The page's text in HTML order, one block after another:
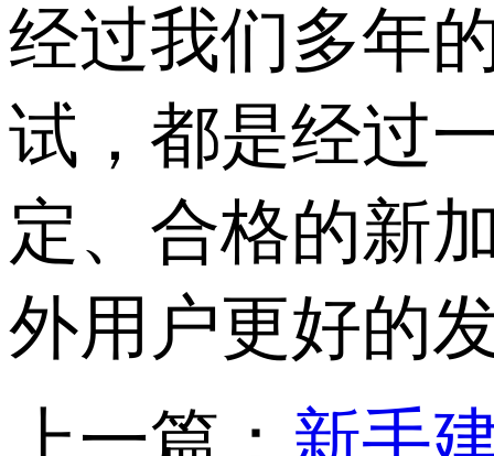
经过我们多年
试，都是经过
定、合格的新
外用户更好的